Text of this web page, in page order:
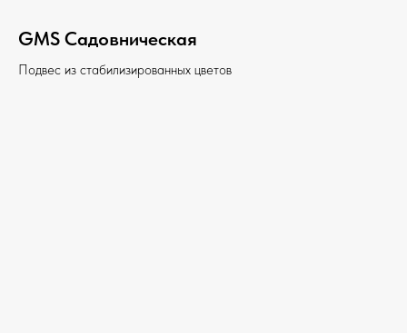
GMS Садовническая
Подвес из стабилизированных цветов